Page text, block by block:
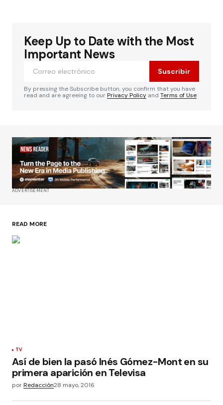
Keep Up to Date with the Most
Important News
Suscribir
By pressing the Subscribe button, you confirm that you have
read and are agreeing to ourPrivacy Policy and Terms of Use
ADVERTISEMENT
READ MORE
TV
Así de bien la pasó Inés Gómez-Mont en su
primera aparición en Televisa
porRedacción28 mayo, 2016